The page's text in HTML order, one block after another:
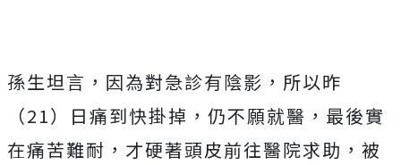
孫生坦言，因為對急診有陰影，所以昨
（21）日痛到快掛掉，仍不願就醫，最後實
在痛苦難耐，才硬著頭皮前往醫院求助，被